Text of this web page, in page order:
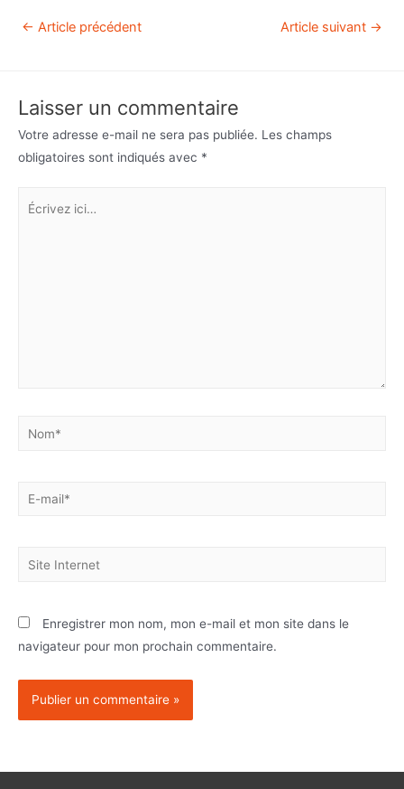
← Article précédent Article suivant →
Laisser un commentaire
Votre adresse e-mail ne sera pas publiée. Les champs
obligatoires sont indiqués avec *
Enregistrer mon nom, mon e-mail et mon site dans le
navigateur pour mon prochain commentaire.